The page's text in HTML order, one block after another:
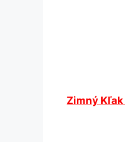
Zimný Kľak